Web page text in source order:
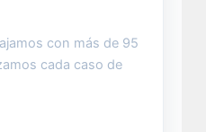
con más de 95
cada caso de